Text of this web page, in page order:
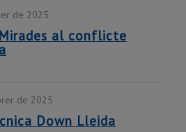
de 2025
al conflicte
de 2025
Down Lleida